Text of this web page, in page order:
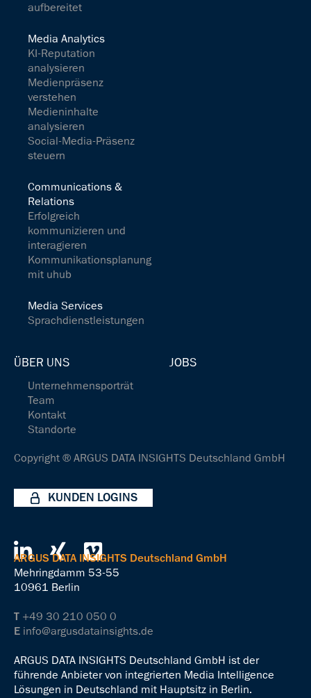
ARGUS DATA INSIGHTS Deutschland GmbH
Mehringdamm 53-55
10961 Berlin
T +49 30 210 050 0
E info@argusdatainsights.de
ARGUS DATA INSIGHTS Deutschland GmbH ist der
führende Anbieter von integrierten Media Intelligence
Lösungen in Deutschland mit Hauptsitz in Berlin.
aufbereitet
Media Analytics
KI-Reputation
analysieren
Medienpräsenz
verstehen
Medieninhalte
analysieren
Social-Media-Präsenz
steuern
Communications &
Relations
Erfolgreich
kommunizieren und
interagieren
Kommunikationsplanung
mit uhub
Media Services
Sprachdienstleistungen
ÜBER UNS
Unternehmensporträt
Team
Kontakt
Standorte
JOBS
Copyright ® ARGUS DATA INSIGHTS Deutschland GmbH
KUNDEN LOGINS